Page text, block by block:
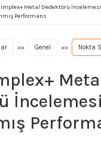
Geri Dön
Geri Dön
Geri Dön
Geri Dön
Geri Dön
Kazı
Quest
Genel Nokta
İncelemesi